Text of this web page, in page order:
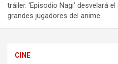
tráiler. ‘Episodio Nagi’ desvelará
grandes jugadores del anime
CINE